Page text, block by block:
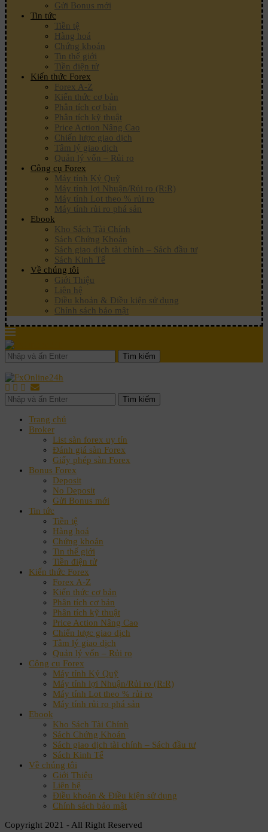
Gửi Bonus mới
Tin tức
Tiền tệ
Hàng hoá
Chứng khoán
Tin thế giới
Tiền điện tử
Kiến thức Forex
Forex A-Z
Kiến thức cơ bản
Phân tích cơ bản
Phân tích kỹ thuật
Price Action Nâng Cao
Chiến lược giao dịch
Tâm lý giao dịch
Quản lý vốn – Rủi ro
Công cụ Forex
Máy tính Ký Quỹ
Máy tính lợi Nhuận/Rủi ro (R:R)
Máy tính Lot theo % rủi ro
Máy tính rủi ro phá sản
Ebook
Kho Sách Tài Chính
Sách Chứng Khoán
Sách giao dịch tài chính – Sách đầu tư
Sách Kinh Tế
Về chúng tôi
Giới Thiệu
Liên hệ
Điều khoản & Điều kiện sử dụng
Chính sách bảo mật
Tìm kiếm
Tìm kiếm
Trang chủ
Broker
List sàn forex uy tín
Đánh giá sàn Forex
Giấy phép sàn Forex
Bonus Forex
Deposit
No Deposit
Gửi Bonus mới
Tin tức
Tiền tệ
Hàng hoá
Chứng khoán
Tin thế giới
Tiền điện tử
Kiến thức Forex
Forex A-Z
Kiến thức cơ bản
Phân tích cơ bản
Phân tích kỹ thuật
Price Action Nâng Cao
Chiến lược giao dịch
Tâm lý giao dịch
Quản lý vốn – Rủi ro
Công cụ Forex
Máy tính Ký Quỹ
Máy tính lợi Nhuận/Rủi ro (R:R)
Máy tính Lot theo % rủi ro
Máy tính rủi ro phá sản
Ebook
Kho Sách Tài Chính
Sách Chứng Khoán
Sách giao dịch tài chính – Sách đầu tư
Sách Kinh Tế
Về chúng tôi
Giới Thiệu
Liên hệ
Điều khoản & Điều kiện sử dụng
Chính sách bảo mật
Copyright 2021 - All Right Reserved